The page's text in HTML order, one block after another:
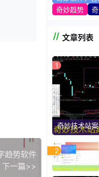
关
。
趋势软件
下一篇>>
奇妙趋势
文章列表
1
奇妙技术站
2